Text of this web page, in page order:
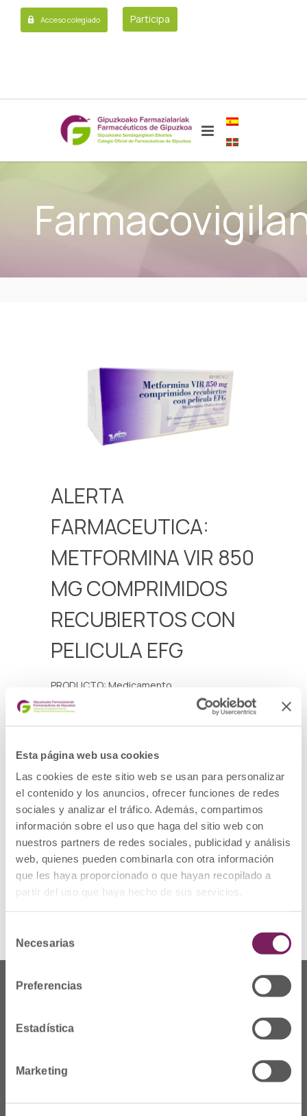
Esta página web usa cookies
Las cookies de este sitio web se usan para personalizar
el contenido y los anuncios, ofrecer funciones de redes
sociales y analizar el tráfico. Además, compartimos
información sobre el uso que haga del sitio web con
nuestros partners de redes sociales, publicidad y análisis
web, quienes pueden combinarla con otra información
que les haya proporcionado o que hayan recopilado a
partir del uso que haya hecho de sus servicios.
consentimiento
Necesarias
Preferencias
Estadística
Marketing
Acceso colegiado Participa
ALERTA
FARMACEUTICA:
METFORMINA VIR 850
MG COMPRIMIDOS
RECUBIERTOS CON
PELICULA EFG
PRODUCTO: Medicamento
DOE: METFORMINA HIDROCLORURO
PRESENTACION: METFORMINA VIR 850 mg
LOTE: S003
DESCRIPCIÓN DEL DEFECTO: Obtención de un
resultado fuera de especificaciones en el
parámetro impureza.
MEDIDAS CAUTELARES ADOPTADAS:
Retirada del mercado de todas las unidades
distribuidas de los lotes afectados y
devolución al laboratorio por los cauces
habituales.
Ver Alerta